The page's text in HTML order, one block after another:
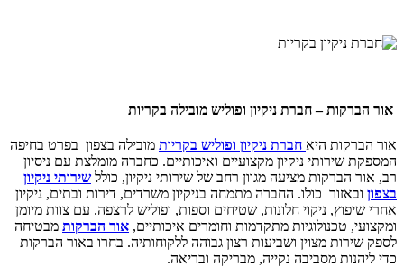
אור הברקות – חברת ניקיון ופוליש מובילה בקריות
אור הברקות היא חברת ניקיון ופוליש בקריות מובילה בצפון בפרט בחיפה
המספקת שירותי ניקיון מקצועיים ואיכותיים. כחברה מומלצת עם ניסיון
רב, אור הברקות מציעה מגוון רחב של שירותי ניקיון, כולל שירותי ניקיון
בצפון ובאזור כולו. החברה מתמחה בניקיון משרדים, דירות ובתים, ניקיון
אחרי שיפוץ, ניקוי חלונות, שטיחים וספות, ופוליש לרצפה. עם צוות מיומן
ומקצועי, טכנולוגיות מתקדמות וחומרים איכותיים, אור הברקות מבטיחה
לספק שירות מצוין ושביעות רצון גבוהה ללקוחותיה. בחרו באור הברקות
כדי ליהנות מסביבה נקייה, מבריקה ובריאה.